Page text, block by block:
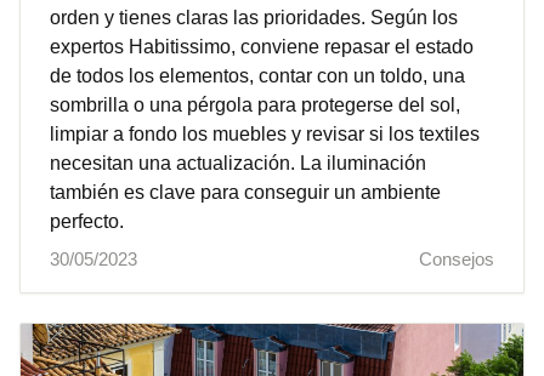
orden y tienes claras las prioridades. Según los
expertos Habitissimo, conviene repasar el estado
de todos los elementos, contar con un toldo, una
sombrilla o una pérgola para protegerse del sol,
limpiar a fondo los muebles y revisar si los textiles
necesitan una actualización. La iluminación
también es clave para conseguir un ambiente
perfecto.
30/05/2023
Consejos